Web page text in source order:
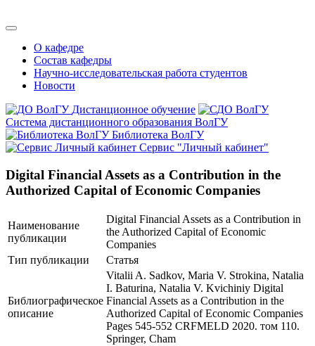
О кафедре
Состав кафедры
Научно-исследовательская работа студентов
Новости
Дистанционное обучение
Система дистанционного образования ВолГУ
Библиотека ВолГУ
Сервис "Личный кабинет"
Digital Financial Assets as a Contribution in the
Authorized Capital of Economic Companies
Наименование
публикации
Digital Financial Assets as a Contribution in
the Authorized Capital of Economic
Companies
Тип публикации
Статья
Библиографическое
описание
Vitalii A. Sadkov, Maria V. Strokina, Natalia
I. Baturina, Natalia V. Kvichiniy Digital
Financial Assets as a Contribution in the
Authorized Capital of Economic Companies
Pages 545-552 CRFMELD 2020. том 110.
Springer, Cham